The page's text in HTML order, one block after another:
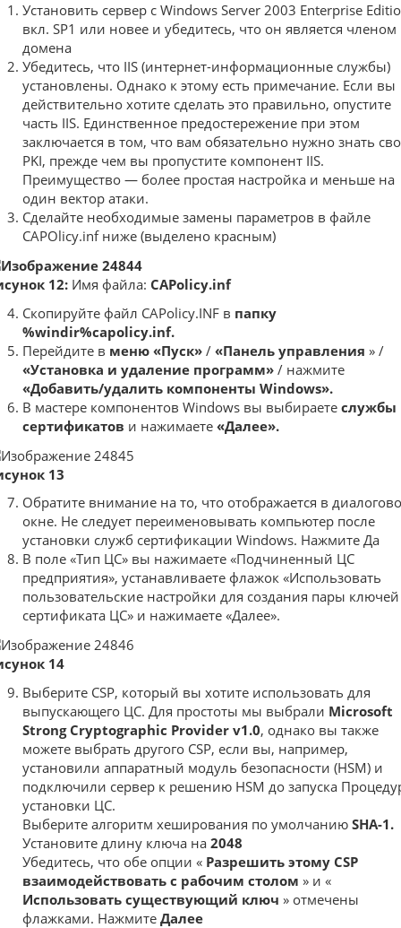
Установить сервер с Windows Server 2003 Enterprise
вкл. SP1 или новее и убедитесь, что он является членом
домена
Убедитесь, что IIS (интернет-информационные службы)
установлены. Однако к этому есть примечание. Если вы
действительно хотите сделать это правильно, опустите
часть IIS. Единственное предостережение при этом
заключается в том, что вам обязательно нужно знать
PKI, прежде чем вы пропустите компонент IIS.
Преимущество — более простая настройка и меньше на
один вектор атаки.
Сделайте необходимые замены параметров в файле
CAPOlicy.inf ниже (выделено красным)
12: Имя файла: CAPolicy.inf
Скопируйте файл CAPolicy.INF в папку
%windir%capolicy.inf.
Перейдите в меню «Пуск» / «Панель управления » /
«Установка и удаление программ» / нажмите
«Добавить/удалить компоненты Windows».
В мастере компонентов Windows вы выбираете службы
сертификатов и нажимаете «Далее».
13
Обратите внимание на то, что отображается в
окне. Не следует переименовывать компьютер после
установки служб сертификации Windows. Нажмите Да
В поле «Тип ЦС» вы нажимаете «Подчиненный ЦС
предприятия», устанавливаете флажок «Использовать
пользовательские настройки для создания пары
сертификата ЦС» и нажимаете «Далее».
14
Выберите CSP, который вы хотите использовать для
выпускающего ЦС. Для простоты мы выбрали Microsoft
Strong Cryptographic Provider v1.0, однако вы также
можете выбрать другого CSP, если вы, например,
установили аппаратный модуль безопасности (HSM) и
подключили сервер к решению HSM до запуска
установки ЦС.
Выберите алгоритм хеширования по умолчанию SHA-1.
Установите длину ключа на 2048
Убедитесь, что обе опции « Разрешить этому CSP
взаимодействовать с рабочим столом » и «
Использовать существующий ключ » отмечены
флажками. Нажмите Далее